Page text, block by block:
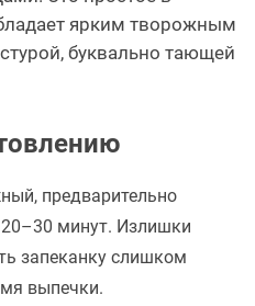
ярким творожным
буквально тающей
предварительно
20–30 минут. Излишки
запеканку слишком
выпечки.